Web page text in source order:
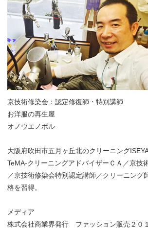
京技術修染会：認定修復師・特別講師
お洋服の再生屋
オノウエノボル
大阪府吹田市五月ヶ丘北のクリーニング
TeMA-クリーニングアドバイザーＣＡ／京技
／京技術修染会特別認定講師／クリーニング
格を習得。
メディア
株式会社商業界発行 ファッション販売２０